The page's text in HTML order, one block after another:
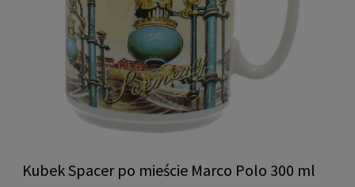
Kubek Spacer po mieście Marco Polo 300 ml